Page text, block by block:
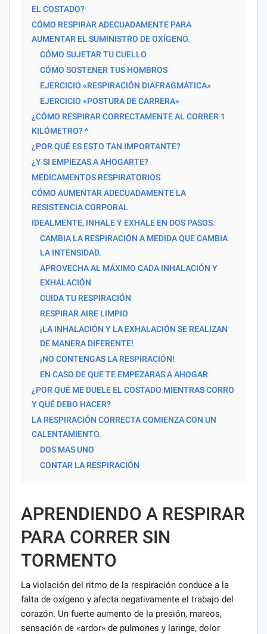
EL COSTADO?
CÓMO RESPIRAR ADECUADAMENTE PARA
AUMENTAR EL SUMINISTRO DE OXÍGENO.
CÓMO SUJETAR TU CUELLO
CÓMO SOSTENER TUS HOMBROS
EJERCICIO «RESPIRACIÓN DIAFRAGMÁTICA»
EJERCICIO «POSTURA DE CARRERA»
¿CÓMO RESPIRAR CORRECTAMENTE AL CORRER 1
KILÓMETRO? ^
¿POR QUÉ ES ESTO TAN IMPORTANTE?
¿Y SI EMPIEZAS A AHOGARTE?
MEDICAMENTOS RESPIRATORIOS
CÓMO AUMENTAR ADECUADAMENTE LA
RESISTENCIA CORPORAL
IDEALMENTE, INHALE Y EXHALE EN DOS PASOS.
CAMBIA LA RESPIRACIÓN A MEDIDA QUE CAMBIA
LA INTENSIDAD.
APROVECHA AL MÁXIMO CADA INHALACIÓN Y
EXHALACIÓN
CUIDA TU RESPIRACIÓN
RESPIRAR AIRE LIMPIO
¡LA INHALACIÓN Y LA EXHALACIÓN SE REALIZAN
DE MANERA DIFERENTE!
¡NO CONTENGAS LA RESPIRACIÓN!
EN CASO DE QUE TE EMPEZARAS A AHOGAR
¿POR QUÉ ME DUELE EL COSTADO MIENTRAS CORRO
Y QUÉ DEBO HACER?
LA RESPIRACIÓN CORRECTA COMIENZA CON UN
CALENTAMIENTO.
DOS MAS UNO
CONTAR LA RESPIRACIÓN
APRENDIENDO A RESPIRAR
PARA CORRER SIN
TORMENTO
La violación del ritmo de la respiración conduce a la
falta de oxígeno y afecta negativamente el trabajo del
corazón. Un fuerte aumento de la presión, mareos,
sensación de «ardor» de pulmones y laringe, dolor